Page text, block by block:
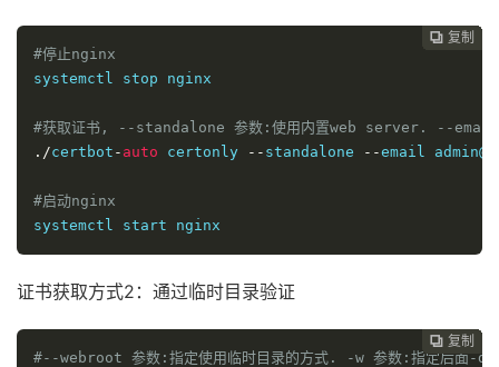
 复制
 复制
 复制
 复制
 复制
 复制
 复制
 复制
 复制
 复制
 复制
 复制
#停止nginx
systemctl stop nginx
#获取证书, --standalone 参数:使用内置web server. --email 参
./certbot - auto certonly -- standalone --email
#启动nginx
systemctl start nginx
证书获取方式2：通过临时目录验证
 复制
 复制
 复制
 复制
 复制
 复制
 复制
 复制
 复制
 复制
 复制
#--webroot 参数:指定使用临时目录的方式. -w 参数:指定后面-